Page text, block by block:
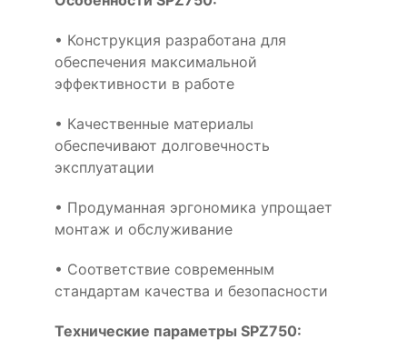
• Конструкция разработана для
обеспечения максимальной
эффективности в работе
• Качественные материалы
обеспечивают долговечность
эксплуатации
• Продуманная эргономика упрощает
монтаж и обслуживание
• Соответствие современным
стандартам качества и безопасности
Технические параметры SPZ750: